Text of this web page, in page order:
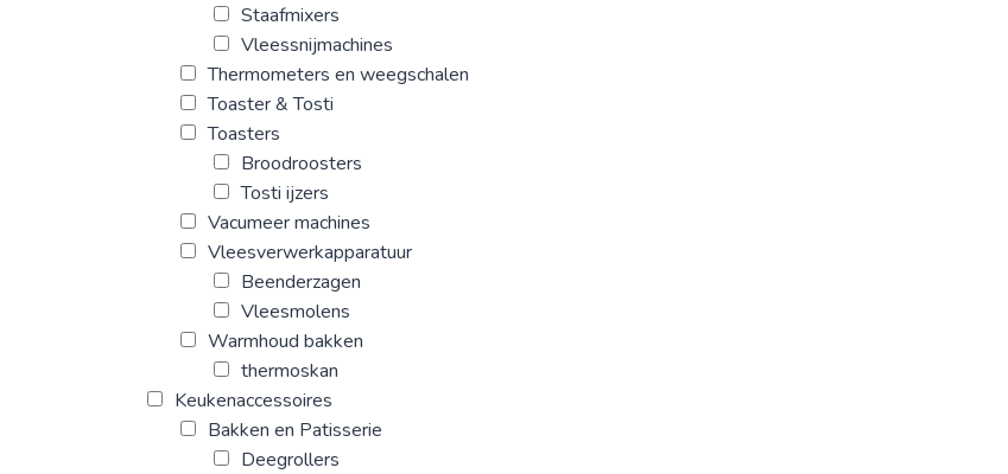
Staafmixers
Vleessnijmachines
Thermometers en weegschalen
Toaster & Tosti
Toasters
Broodroosters
Tosti ijzers
Vacumeer machines
Vleesverwerkapparatuur
Beenderzagen
Vleesmolens
Warmhoud bakken
thermoskan
Keukenaccessoires
Bakken en Patisserie
Deegrollers